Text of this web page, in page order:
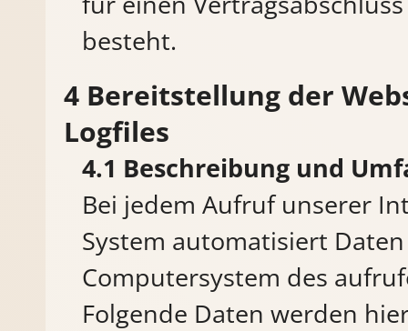
besteht.
Bereitstellung der
Logfiles
Beschreibung und
Bei jedem Aufruf unserer
System automatisiert
Computersystem des
Folgende Daten werden